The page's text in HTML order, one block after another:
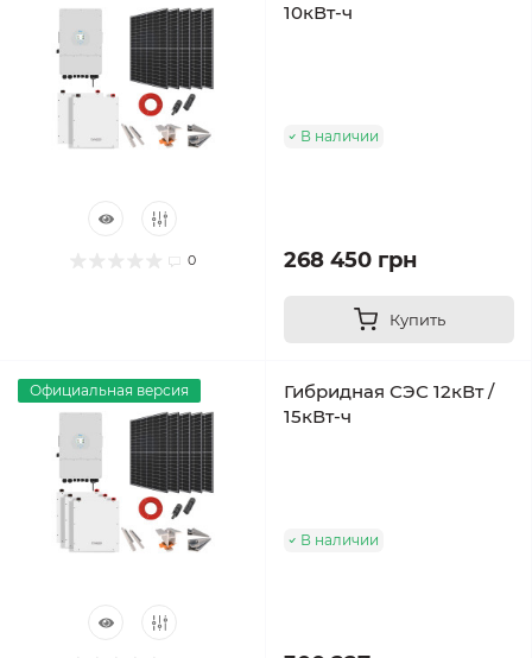
0
10кВт-ч
В наличии
268 450 грн
Купить
Официальная версия
Гибридная СЭС 12кВт /
15кВт-ч
В наличии